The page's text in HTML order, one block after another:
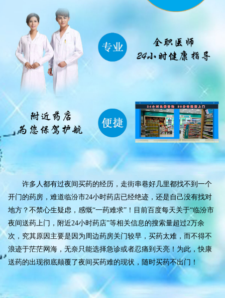
许多人都有过夜间买药的经历，走街串巷好几里都找不到一个
开门的药房，难道临汾市24小时药店已经绝迹，还是自己没有找对
地方？不禁心生疑虑，感慨“一药难求”！目前百度每天关于“临汾市
夜间送药上门，附近24小时药店”等相关信息的搜索量超过2万余
次，究其原因主要是因为周边药房关门较早，买药太难，而不得不
浪迹于茫茫网海，无奈只能选择急诊或者忍痛到天亮！为此，快康
送药的出现彻底颠覆了夜间买药难的现状，随时买药不出门！